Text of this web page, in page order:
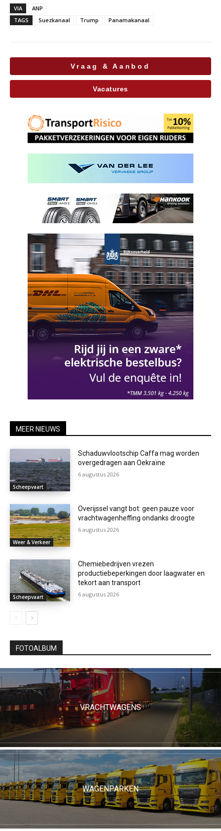
VIA
ANP
TAGS
Suezkanaal Trump Panamakanaal
Vraag & Aanbod
Vacatures
MEER NIEUWS
Scheepvaart
Schaduwvlootschip Caffa mag worden
overgedragen aan Oekraïne
6 augustus 2026
Weer & Verkeer
Overijssel vangt bot: geen pauze voor
vrachtwagenheffing ondanks droogte
6 augustus 2026
Scheepvaart
Chemiebedrijven vrezen
productiebeperkingen door laagwater en
tekort aan transport
6 augustus 2026
FOTOALBUM
VRACHTWAGENS
WAGENPARKEN